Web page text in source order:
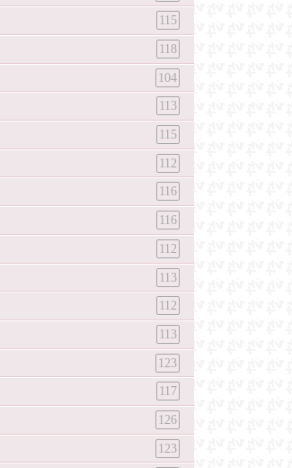
115
118
104
113
115
112
116
116
112
113
112
113
123
117
126
123